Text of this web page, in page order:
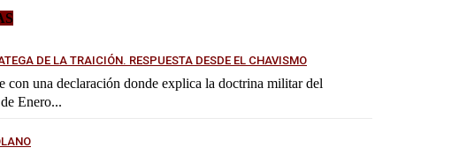
DE LA TRAICIÓN. RESPUESTA DESDE EL CHAVISMO
con una declaración donde explica la doctrina militar del
Enero...